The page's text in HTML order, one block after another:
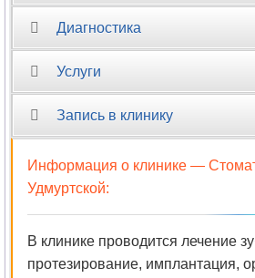
Диагностика
Услуги
Запись в клинику
Информация о клинике —
Удмуртской:
В клинике проводится лечение
протезирование, имплантация,